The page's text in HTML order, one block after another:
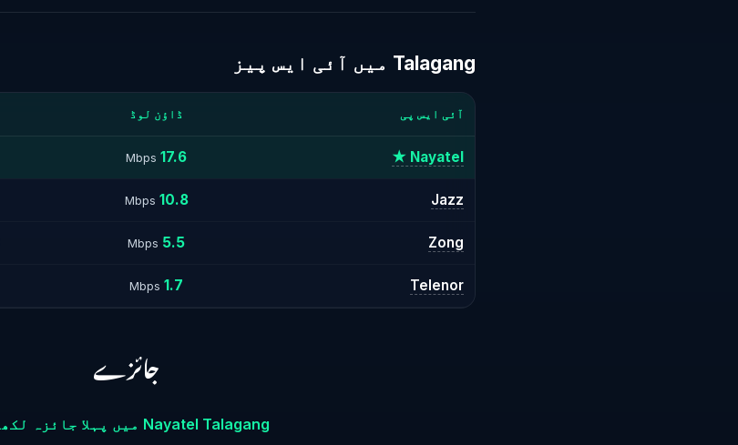
Talagang میں آئی ایس پیز
آئی ایس پی ڈاؤن لوڈ
Nayatel ★
17.6
Mbps
Jazz
10.8
Mbps
Zong
5.5
Mbps
Telenor
1.7
Mbps
جائزے
Nayatel Talagang میں پہلا جائزہ لکھیں